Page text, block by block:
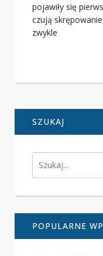
pojawiły się
czują
zwykle
SZUKAJ
POPULARNE